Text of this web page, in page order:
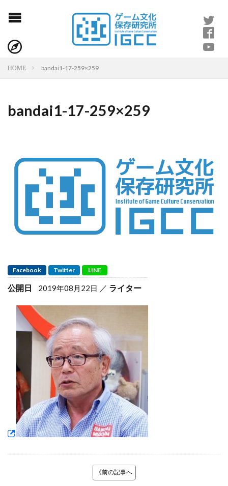
HOME bandai1-17-259×259
bandai1-17-259×259
Facebook Twitter LINE
公開日 2019年08月22日 ライター
《前の記事へ